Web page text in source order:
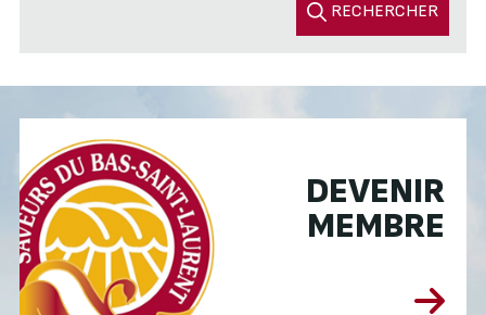
RECHERCHER
DEVENIR
MEMBRE